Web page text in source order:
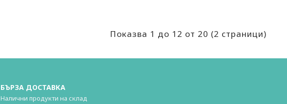
Показва 1 до 12 от 20 (2 страници)
БЪРЗА ДОСТАВКА
Налични продукти на склад